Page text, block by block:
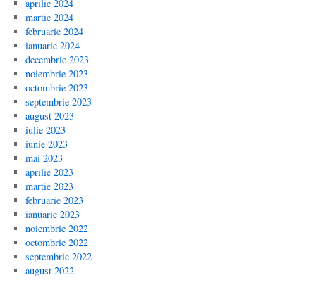
aprilie 2024
martie 2024
februarie 2024
ianuarie 2024
decembrie 2023
noiembrie 2023
octombrie 2023
septembrie 2023
august 2023
iulie 2023
iunie 2023
mai 2023
aprilie 2023
martie 2023
februarie 2023
ianuarie 2023
noiembrie 2022
octombrie 2022
septembrie 2022
august 2022